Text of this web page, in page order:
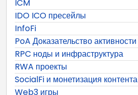
ICM
IDO ICO пресейлы
InfoFi
PoA Доказательство активности
RPC ноды и инфраструктура
RWA проекты
SocialFi и монетизация контента
Web3 игры